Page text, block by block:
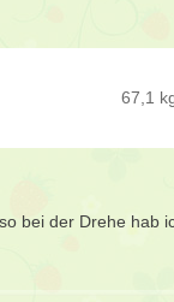
67,1
bei der Drehe hab